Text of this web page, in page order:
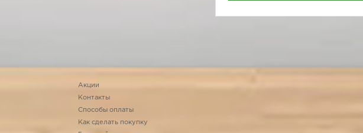
Акции
Контакты
Способы оплаты
Как сделать покупку